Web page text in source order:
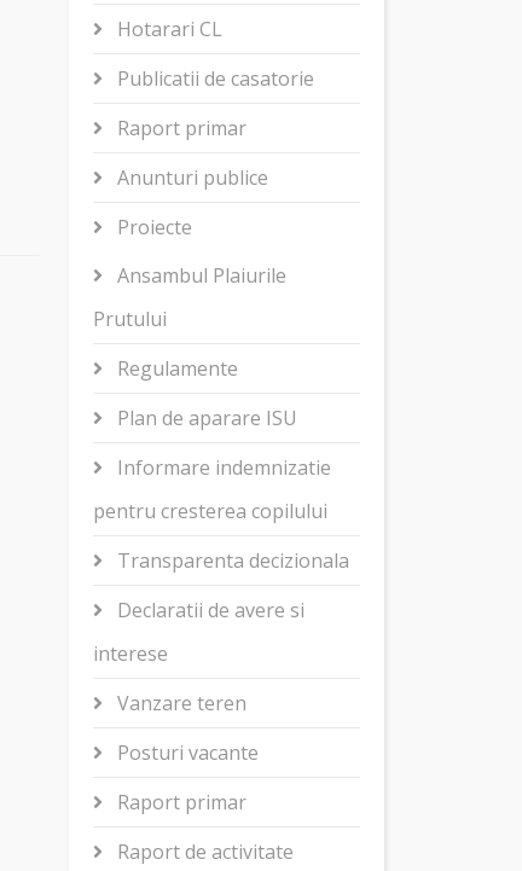
Hotarari CL
Publicatii de casatorie
Raport primar
Anunturi publice
Proiecte
Ansambul Plaiurile
Prutului
Regulamente
Plan de aparare ISU
Informare indemnizatie
pentru cresterea copilului
Transparenta decizionala
Declaratii de avere si
interese
Vanzare teren
Posturi vacante
Raport primar
Raport de activitate